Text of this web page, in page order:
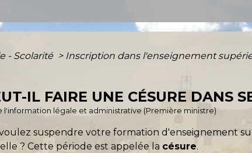
- Scolarité > Inscription dans l'enseignement
IL FAIRE UNE CÉSURE DANS
l'information légale et administrative (Première ministre)
suspendre votre formation d'enseignement
? Cette période est appelée la césure.